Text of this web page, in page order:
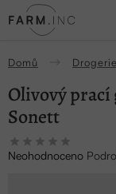
na
Domů Drogerie
Olivový prací
Sonett
Průměrné
hodnocení
Neohodnoceno